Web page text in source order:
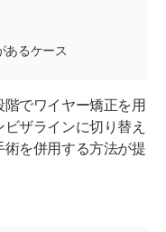
あるケース
でワイヤー矯正を用
ザラインに切り替え
を併用する方法が提